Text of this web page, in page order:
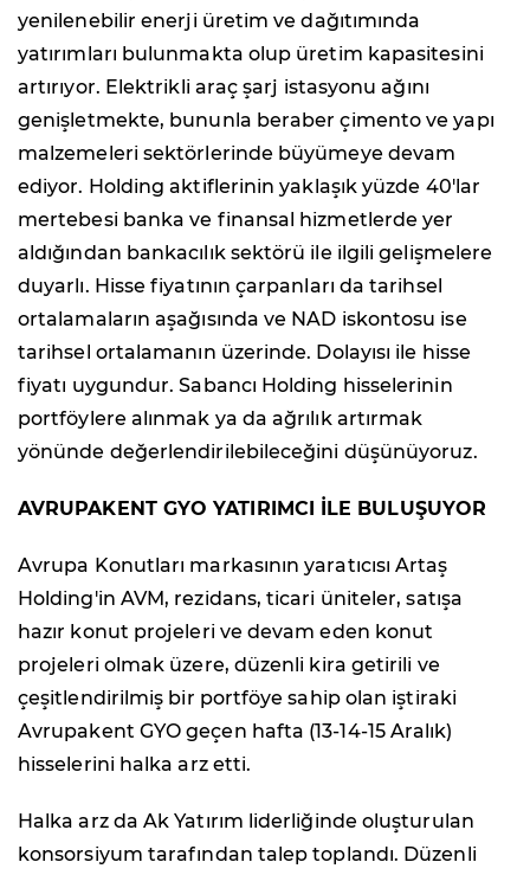
yenilenebilir enerji üretim ve dağıtımında
yatırımları bulunmakta olup üretim kapasitesini
artırıyor. Elektrikli araç şarj istasyonu ağını
genişletmekte, bununla beraber çimento ve yapı
malzemeleri sektörlerinde büyümeye devam
ediyor. Holding aktiflerinin yaklaşık yüzde 40'lar
mertebesi banka ve finansal hizmetlerde yer
aldığından bankacılık sektörü ile ilgili gelişmelere
duyarlı. Hisse fiyatının çarpanları da tarihsel
ortalamaların aşağısında ve NAD iskontosu ise
tarihsel ortalamanın üzerinde. Dolayısı ile hisse
fiyatı uygundur. Sabancı Holding hisselerinin
portföylere alınmak ya da ağrılık artırmak
yönünde değerlendirilebileceğini düşünüyoruz.
AVRUPAKENT GYO YATIRIMCI İLE BULUŞUYOR
Avrupa Konutları markasının yaratıcısı Artaş
Holding'in AVM, rezidans, ticari üniteler, satışa
hazır konut projeleri ve devam eden konut
projeleri olmak üzere, düzenli kira getirili ve
çeşitlendirilmiş bir portföye sahip olan iştiraki
Avrupakent GYO geçen hafta (13-14-15 Aralık)
hisselerini halka arz etti.
Halka arz da Ak Yatırım liderliğinde oluşturulan
konsorsiyum tarafından talep toplandı. Düzenli